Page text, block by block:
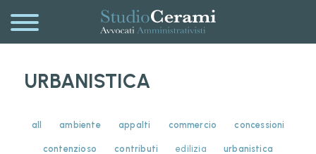
URBANISTICA
all ambiente appalti commercio concessioni
contenzioso contributi edilizia urbanistica